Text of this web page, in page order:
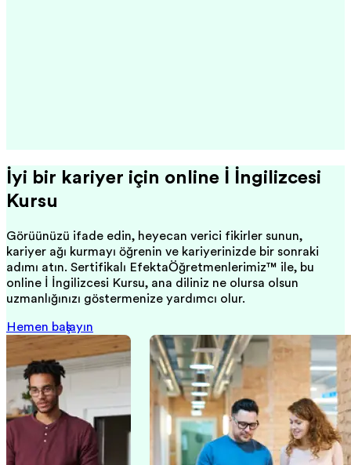
İyi bir kariyer için online İş İngilizcesi
Kursu
Görüşünüzü ifade edin, heyecan verici fikirler sunun,
kariyer ağı kurmayı öğrenin ve kariyerinizde bir sonraki
adımı atın. Sertifikalı EfektaÖğretmenlerimiz™ ile, bu
online İş İngilizcesi Kursu, ana diliniz ne olursa olsun
uzmanlığınızı göstermenize yardımcı olur.
Hemen başlayın